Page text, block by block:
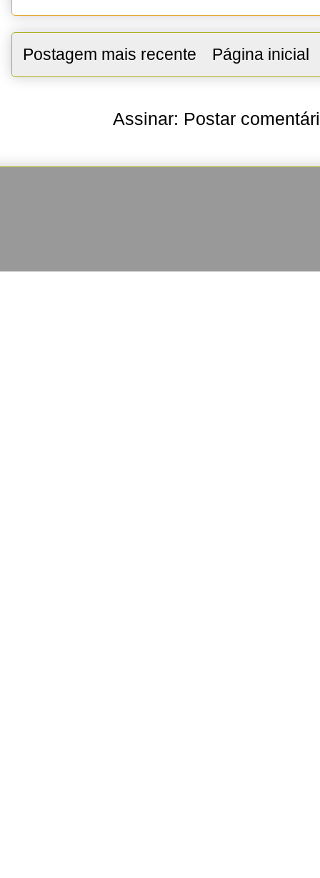
Postagem mais recente Página inicial
Assinar: Postar